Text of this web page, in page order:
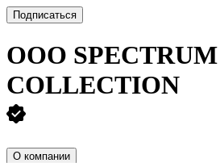
Подписаться
ООО SPECTRUM
COLLECTION
О компании